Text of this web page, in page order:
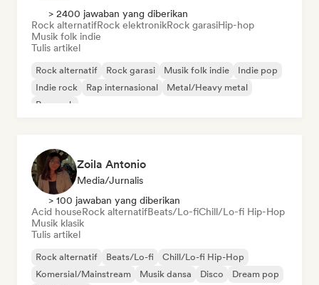
> 2400 jawaban yang diberikan
Rock alternatifRock elektronikRock garasiHip-hop
Musik folk indie
Tulis artikel
Rock alternatif Rock garasi Musik folk indie
Indie pop
Indie rock
Rap internasional
Metal/Heavy metal
Pop rock
Zoila Antonio
Media/Jurnalis
> 100 jawaban yang diberikan
Acid houseRock alternatifBeats/Lo-fiChill/Lo-fi Hip-Hop
Musik klasik
Tulis artikel
Rock alternatif Beats/Lo-fi
Chill/Lo-fi Hip-Hop
Komersial/Mainstream
Musik dansa Disco
Dream pop